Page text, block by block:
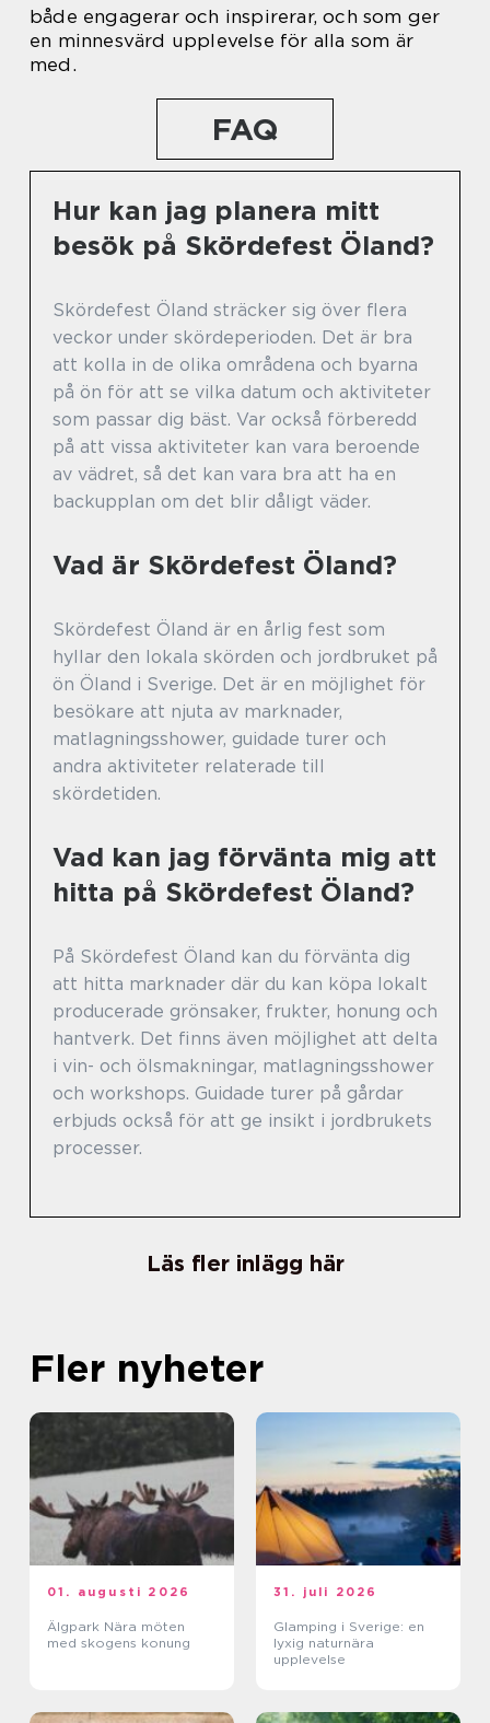
både engagerar och inspirerar, och som ger
en minnesvärd upplevelse för alla som är
med.
FAQ
Hur kan jag planera mitt
besök på Skördefest Öland?
Skördefest Öland sträcker sig över flera
veckor under skördeperioden. Det är bra
att kolla in de olika områdena och byarna
på ön för att se vilka datum och aktiviteter
som passar dig bäst. Var också förberedd
på att vissa aktiviteter kan vara beroende
av vädret, så det kan vara bra att ha en
backupplan om det blir dåligt väder.
Vad är Skördefest Öland?
Skördefest Öland är en årlig fest som
hyllar den lokala skörden och jordbruket på
ön Öland i Sverige. Det är en möjlighet för
besökare att njuta av marknader,
matlagningsshower, guidade turer och
andra aktiviteter relaterade till
skördetiden.
Vad kan jag förvänta mig att
hitta på Skördefest Öland?
På Skördefest Öland kan du förvänta dig
att hitta marknader där du kan köpa lokalt
producerade grönsaker, frukter, honung och
hantverk. Det finns även möjlighet att delta
i vin- och ölsmakningar, matlagningsshower
och workshops. Guidade turer på gårdar
erbjuds också för att ge insikt i jordbrukets
processer.
Läs fler inlägg här
Fler nyheter
01. augusti 2026
Älgpark Nära möten
med skogens konung
31. juli 2026
Glamping i Sverige: en
lyxig naturnära
upplevelse